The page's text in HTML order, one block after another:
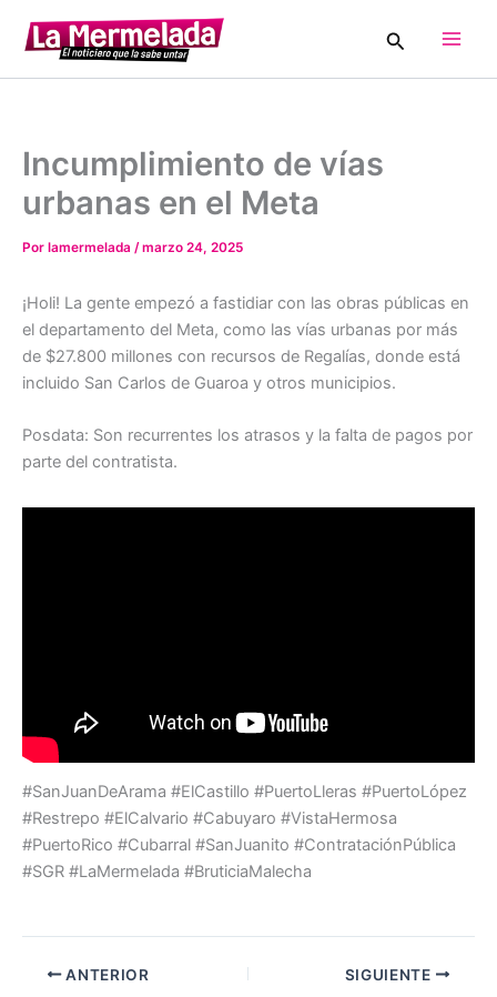
contenido
Buscar
Incumplimiento de vías
urbanas en el Meta
Por lamermelada /marzo 24, 2025
¡Holi! La gente empezó a fastidiar con las obras públicas en
el departamento del Meta, como las vías urbanas por más
de $27.800 millones con recursos de Regalías, donde está
incluido San Carlos de Guaroa y otros municipios.
Posdata: Son recurrentes los atrasos y la falta de pagos por
parte del contratista.
#SanJuanDeArama #ElCastillo #PuertoLleras #PuertoLópez
#Restrepo #ElCalvario #Cabuyaro #VistaHermosa
#PuertoRico #Cubarral #SanJuanito #ContrataciónPública
#SGR #LaMermelada #BruticiaMalecha
ANTERIOR SIGUIENTE